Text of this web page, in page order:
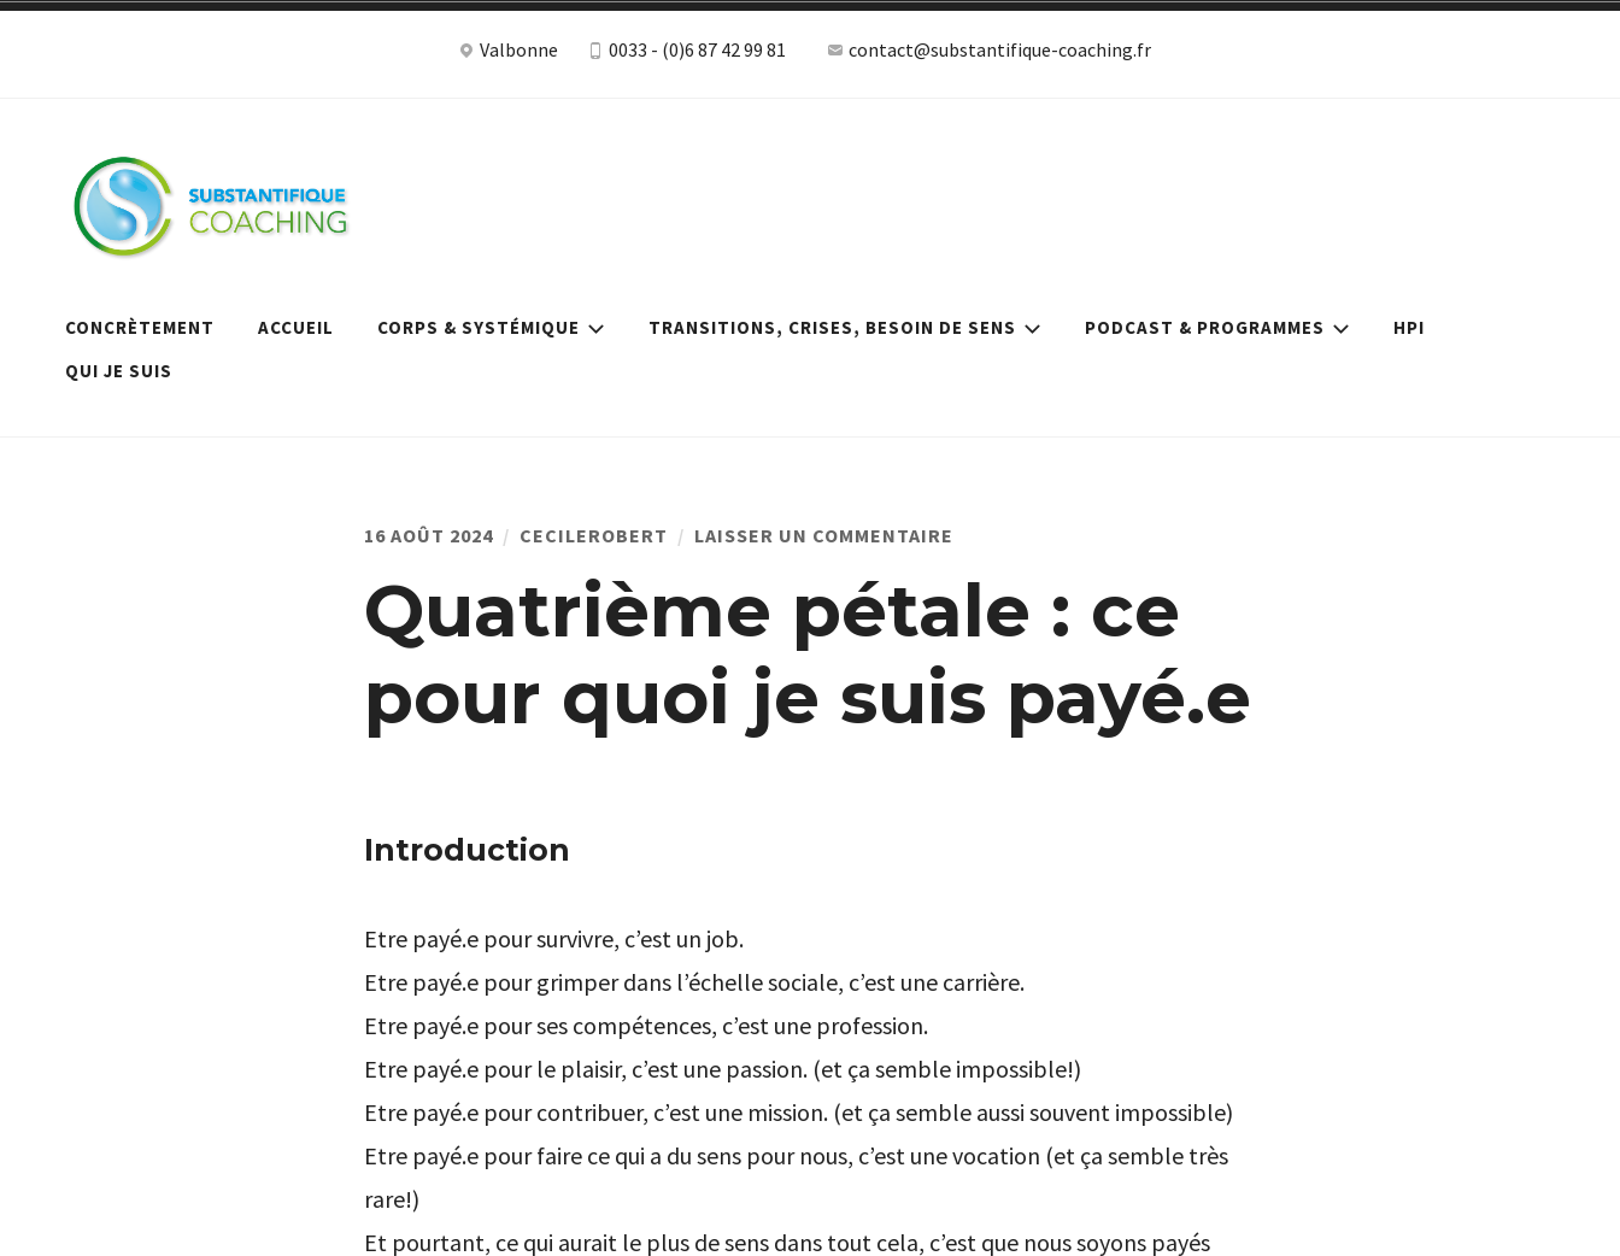
Accéder
Valbonne 0033 - (0)6 87 42 99 81 contact@substantifique-coaching.fr
à Valbonne
CONCRÈTEMENT ACCUEIL CORPS & SYSTÉMIQUE TRANSITIONS, CRISES, BESOIN DE SENS PODCAST & PROGRAMMES
HPI
QUI JE SUIS
16 AOÛT 2024 CECILEROBERT LAISSER UN COMMENTAIRE
PÉTALE
:
POUR
JE
SUIS
PAYÉ.E
Quatrième pétale : ce
pour quoi je suis payé.e
Introduction
Etre payé.e pour survivre, c’est un job.
Etre payé.e pour grimper dans l’échelle sociale, c’est une carrière.
Etre payé.e pour ses compétences, c’est une profession.
Etre payé.e pour le plaisir, c’est une passion. (et ça semble impossible!)
Etre payé.e pour contribuer, c’est une mission. (et ça semble aussi souvent impossible)
Etre payé.e pour faire ce qui a du sens pour nous, c’est une vocation (et ça semble très
rare!)
Et pourtant, ce qui aurait le plus de sens dans tout cela, c’est que nous soyons payés